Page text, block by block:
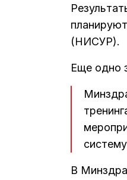
(НИСУР).
Еще одно
В